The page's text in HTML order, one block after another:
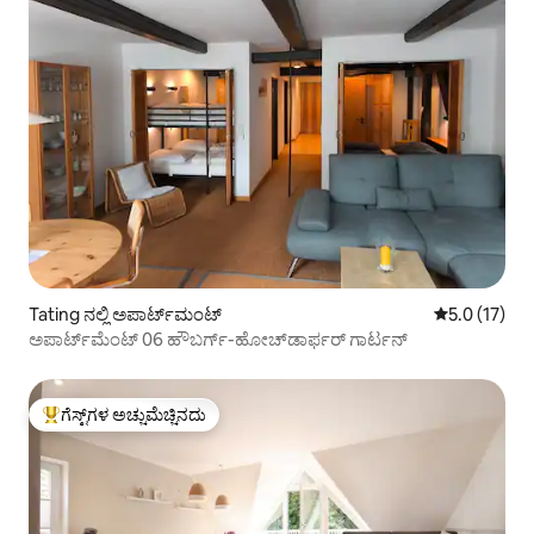
Tating ನಲ್ಲಿ ಅಪಾರ್ಟ್‌ಮಂಟ್ 5 ರಲ್ಲಿ 5.0
5.0 (17)
ಅಪಾರ್ಟ್‌ಮೆಂಟ್ 06 ಹೌಬರ್ಗ್-ಹೋಚ್‌ಡಾರ್ಫರ್ ಗಾರ್ಟನ್
ಗೆಸ್ಟ್‌ಗಳಿಗೆ ಅತಿ ಹೆಚ್ಚು ಅಚ್ಚುಮೆಚ್ಚಿನದು
ಗೆಸ್ಟ್‌ಗಳ ಅಚ್ಚುಮೆಚ್ಚಿನದು